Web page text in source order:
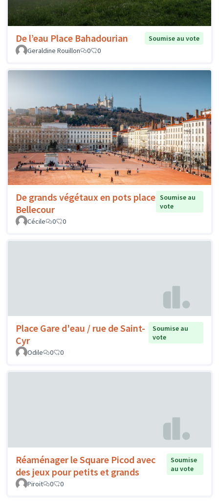
De l’eau Place Bahadourian
Soumise au vote
Geraldine Rouillon
0 0
De grands végétaux en pots place
Bellecour
Soumise au
vote
Cécile
0 0
Place Gare d'eau / rue de Saint-
Cyr
Soumise au
vote
Odile
0 0
Réaménager le Square Picod avec
des jeux pour petits et grands
Soumise
au vote
Piroit
0 0